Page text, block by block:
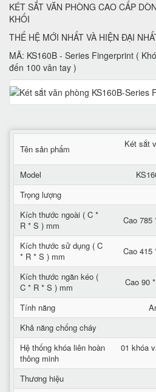
KÉT SẮT VĂN PHÒNG CAO CẤP
KHỐI
THẾ HỆ MỚI NHẤT VÀ HIỆN ĐẠI
MÃ: KS160B - Series Fingerprint (
đến 100 vân tay )
Tên sản phẩm
Két sắt
Model
Trọng lượng
Kích thước ngoài ( C *
R * S ) mm
Cao 785
Kích thước sử dụng ( C
* R * S ) mm
Cao 415
Kích thước ngăn kéo (
C * R * S ) mm
Cao 90
Tính năng
Khả năng chống cháy
Hệ thống khóa liên hoàn
thông minh
01 khóa
Thương hiệu